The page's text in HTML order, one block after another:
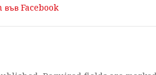
във Facebook